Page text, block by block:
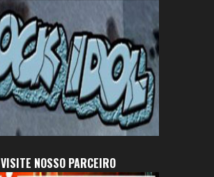
VISITE NOSSO PARCEIRO